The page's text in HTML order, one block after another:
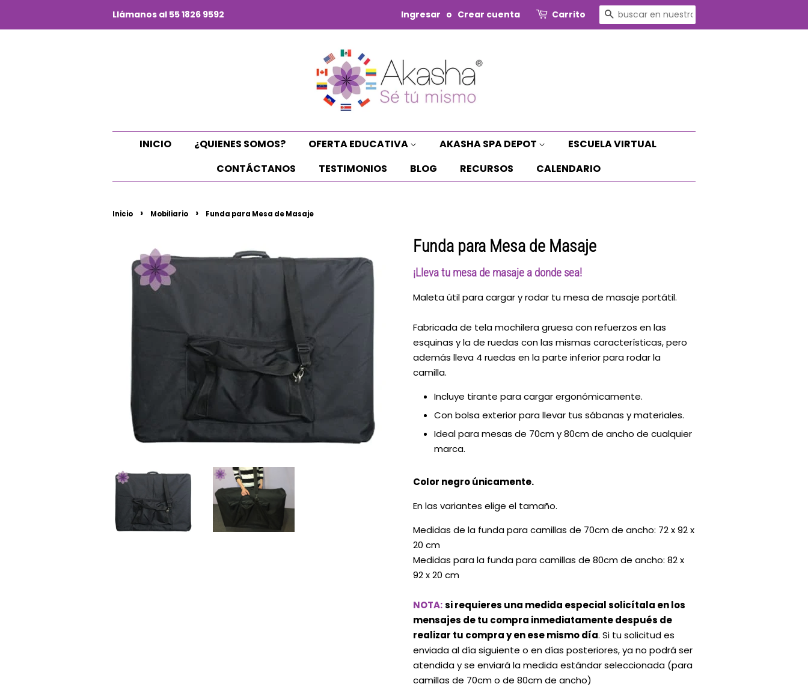
Llámanos al 55 1826 9592 Ingresar o Crear cuenta Carrito BUSCAR
INICIO ¿QUIENES SOMOS? OFERTA EDUCATIVA AKASHA SPA DEPOT
ESCUELA VIRTUAL
CONTÁCTANOS
TESTIMONIOS BLOG RECURSOS CALENDARIO
Inicio › Mobiliario › Funda para Mesa de Masaje
Funda para Mesa de Masaje
¡Lleva tu mesa de masaje a donde sea!
Maleta útil para cargar y rodar tu mesa de masaje portátil.
Fabricada de tela mochilera gruesa con refuerzos en las
esquinas y la de ruedas con las mismas características, pero
además lleva 4 ruedas en la parte inferior para rodar la
camilla.
Incluye tirante para cargar ergonómicamente.
Con bolsa exterior para llevar tus sábanas y materiales.
Ideal para mesas de 70cm y 80cm de ancho de cualquier
marca.
Color negro únicamente.
En las variantes elige el tamaño.
Medidas de la funda para camillas de 70cm de ancho: 72 x 92 x
20 cm
Medidas para la funda para camillas de 80cm de ancho: 82 x
92 x 20 cm
NOTA:si requieres una medida especial solicítala en los
mensajes de tu compra inmediatamente después de
realizar tu compra y en ese mismo día. Si tu solicitud es
enviada al día siguiente o en días posteriores, ya no podrá ser
atendida y se enviará la medida estándar seleccionada (para
camillas de 70cm o de 80cm de ancho)